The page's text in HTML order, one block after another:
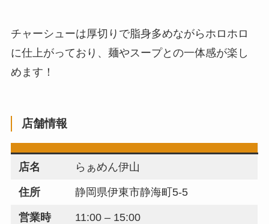
チャーシューは厚切りで脂身多めながらホロホロ
に仕上がっており、麺やスープとの一体感が楽し
めます！
店舗情報
店名 らぁめん伊山
住所 静岡県伊東市静海町5-5
営業時
11:00 – 15:00